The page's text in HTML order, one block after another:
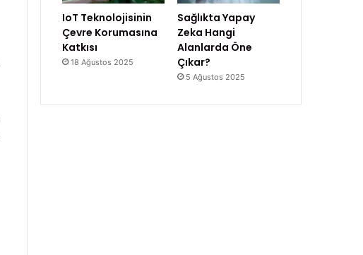
IoT Teknolojisinin
Çevre Korumasına
Katkısı
18 Ağustos 2025
Sağlıkta Yapay
Zeka Hangi
Alanlarda Öne
Çıkar?
5 Ağustos 2025